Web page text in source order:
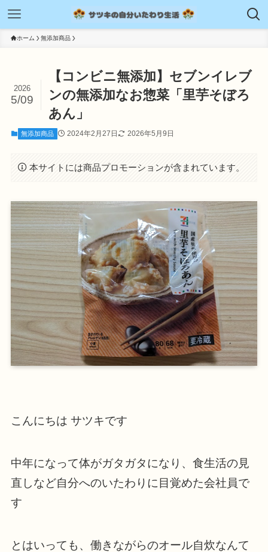
ホーム 無添加商品
【コンビニ無添加】セブンイレブ
ンの無添加なお惣菜「里芋そぼろ
あん」
2026
5/09
無添加商品 2024年2月27日 2026年5月9日
本サイトには商品プロモーションが含まれています。
こんにちは サツキです
中年になって体がガタガタになり、食生活の見
直しなど自分へのいたわりに目覚めた会社員で
す
とはいっても、働きながらのオール自炊なんて